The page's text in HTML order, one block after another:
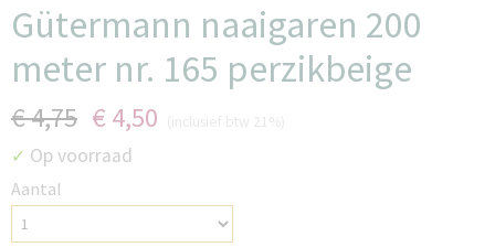
Gütermann naaigaren 200
meter nr. 165 perzikbeige
€ 4,75 € 4,50
✓ Op voorraad
Aantal